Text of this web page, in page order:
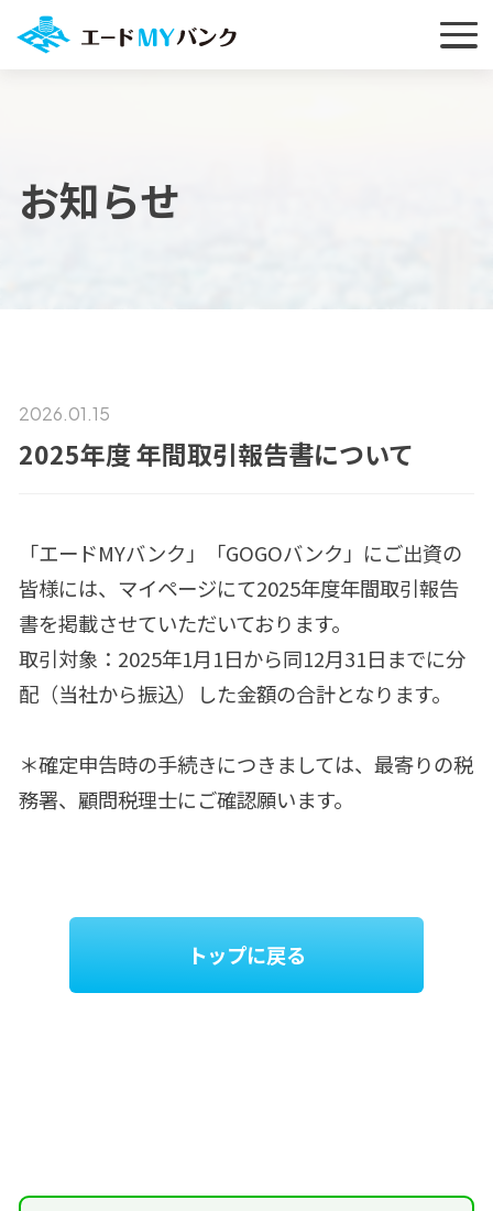
お知らせ
2026.01.15
2025年度 年間取引報告書について
「エードMYバンク」「GOGOバンク」にご出資の
皆様には、マイページにて2025年度年間取引報告
書を掲載させていただいております。
取引対象：2025年1月1日から同12月31日までに分
配（当社から振込）した金額の合計となります。
＊確定申告時の手続きにつきましては、最寄りの税
務署、顧問税理士にご確認願います。
トップに戻る